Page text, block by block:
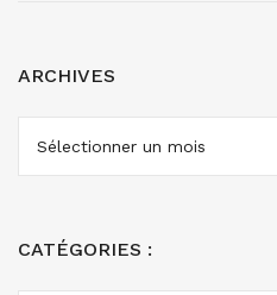
ARCHIVES
CATÉGORIES :